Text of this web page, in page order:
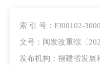
索 引 号：FJ00102-
文号：闽发改重综〔
发布机构：福建省发展